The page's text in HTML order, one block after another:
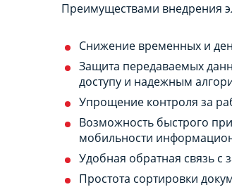
Преимуществами внедрения
Снижение временных и
Защита передаваемых
доступу и надежным
Упрощение контроля за
Возможность быстрого
мобильности
Удобная обратная связь с
Простота сортировки